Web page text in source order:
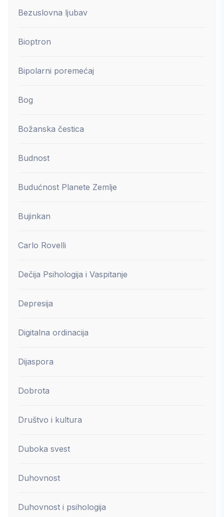
Bezuslovna ljubav
Bioptron
Bipolarni poremećaj
Bog
Božanska čestica
Budnost
Budućnost Planete Zemlje
Bujinkan
Carlo Rovelli
Dečija Psihologija i Vaspitanje
Depresija
Digitalna ordinacija
Dijaspora
Dobrota
Društvo i kultura
Duboka svest
Duhovnost
Duhovnost i psihologija